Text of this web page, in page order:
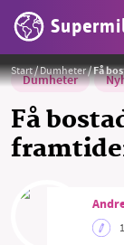
Start/Dumheter/Få
Dumheter
Få